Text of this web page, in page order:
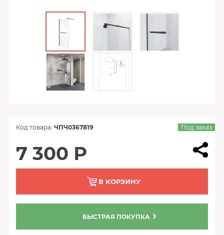
Код товара: ЧПЧ0367819 Под заказ
7 300 Р
В КОРЗИНУ
БЫСТРАЯ ПОКУПКА